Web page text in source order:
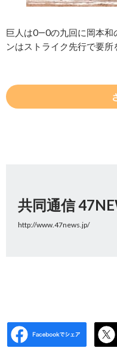
巨人は0―0の九回に岡本和
ンはストライク先行で要
共同通信
http://www.47news.jp/